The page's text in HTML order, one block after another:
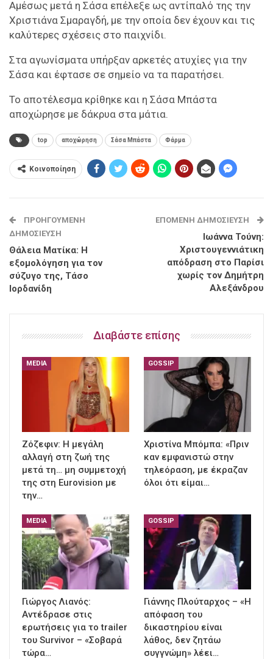
Αμέσως μετά η Σάσα επέλεξε ως αντίπαλό της την
Χριστιάνα Σμαραγδή, με την οποία δεν έχουν και τις
καλύτερες σχέσεις στο παιχνίδι.
Στα αγωνίσματα υπήρξαν αρκετές ατυχίες για την
Σάσα και έφτασε σε σημείο να τα παρατήσει.
Το αποτέλεσμα κρίθηκε και η Σάσα Μπάστα
αποχώρησε με δάκρυα στα μάτια.
top αποχώρηση Σάσα Μπάστα Φάρμα
Κοινοποίηση
ΠΡΟΗΓΟΎΜΕΝΗ
ΔΗΜΟΣΊΕΥΣΗ
Θάλεια Ματίκα: Η
εξομολόγηση για τον
σύζυγο της, Τάσο
Ιορδανίδη
ΕΠΌΜΕΝΗ ΔΗΜΟΣΊΕΥΣΗ
Ιωάννα Τούνη:
Χριστουγεννιάτικη
απόδραση στο Παρίσι
χωρίς τον Δημήτρη
Αλεξάνδρου
Διαβάστε επίσης
MEDIA
Ζόζεφιν: Η μεγάλη
αλλαγή στη ζωή της
μετά τη… μη συμμετοχή
της στη Eurovision με
την…
GOSSIP
Χριστίνα Μπόμπα: «Πριν
καν εμφανιστώ στην
τηλεόραση, με έκραζαν
όλοι ότι είμαι…
MEDIA
Γιώργος Λιανός:
Αντέδρασε στις
ερωτήσεις για το trailer
του Survivor – «Σοβαρά
τώρα…
GOSSIP
Γιάννης Πλούταρχος – «Η
απόφαση του
δικαστηρίου είναι
λάθος, δεν ζητάω
συγγνώμη» λέει…